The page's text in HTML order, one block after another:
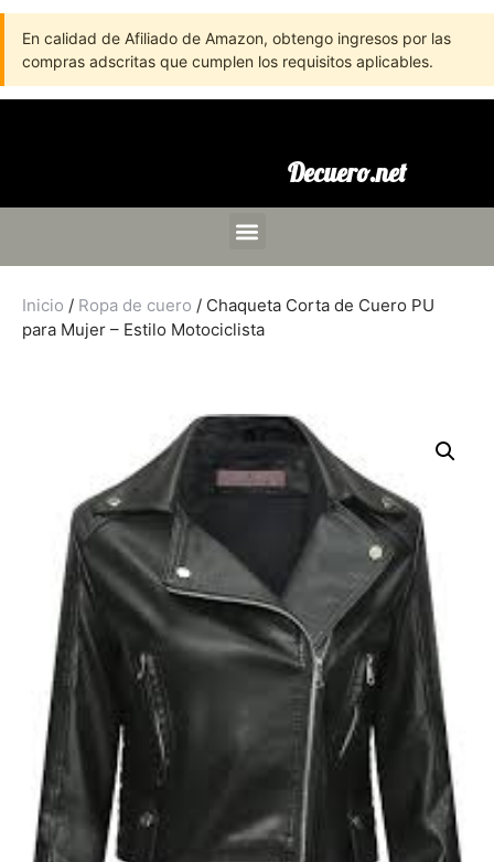
En calidad de Afiliado de Amazon, obtengo ingresos por las
compras adscritas que cumplen los requisitos aplicables.
Decuero.net
Inicio / Ropa de cuero / Chaqueta Corta de Cuero PU
para Mujer – Estilo Motociclista